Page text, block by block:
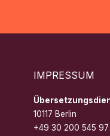
IMPRESSUM
10117 Berlin
+49 30 200 545 97